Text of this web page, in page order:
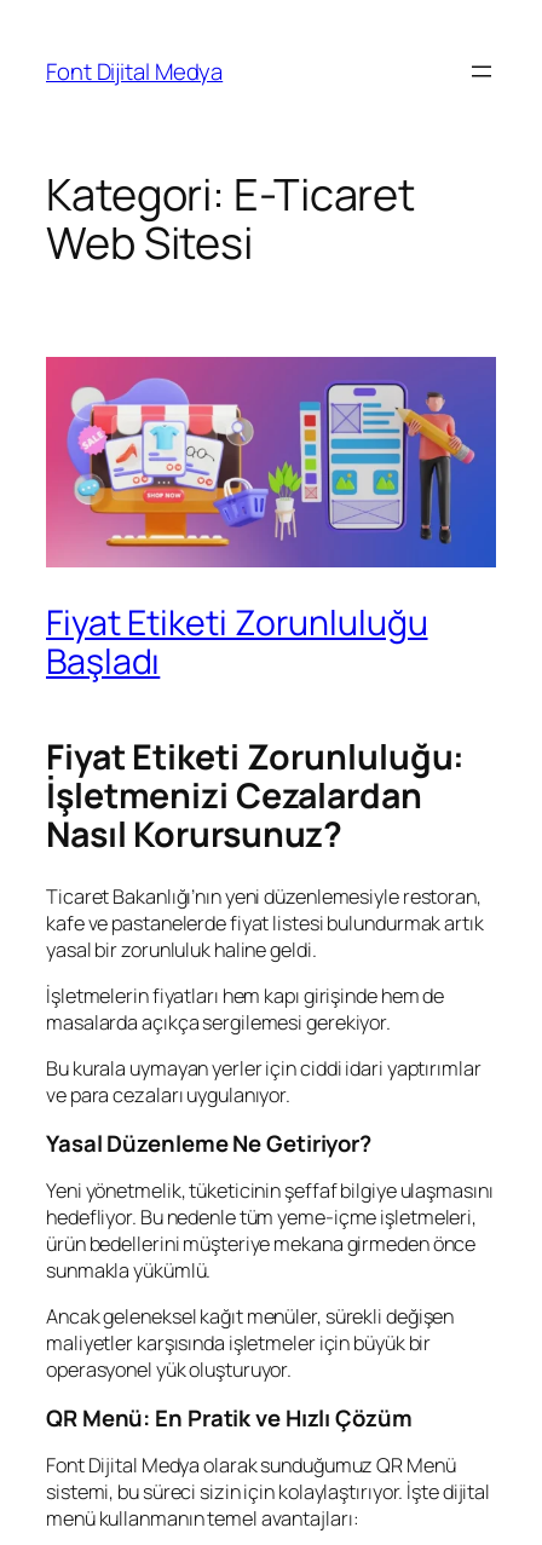
Font Dijital Medya
Kategori: E-Ticaret
Web Sitesi
Fiyat Etiketi Zorunluluğu
Başladı
Fiyat Etiketi Zorunluluğu:
İşletmenizi Cezalardan
Nasıl Korursunuz?
Ticaret Bakanlığı’nın yeni düzenlemesiyle restoran,
kafe ve pastanelerde fiyat listesi bulundurmak artık
yasal bir zorunluluk haline geldi.
İşletmelerin fiyatları hem kapı girişinde hem de
masalarda açıkça sergilemesi gerekiyor.
Bu kurala uymayan yerler için ciddi idari yaptırımlar
ve para cezaları uygulanıyor.
Yasal Düzenleme Ne Getiriyor?
Yeni yönetmelik, tüketicinin şeffaf bilgiye ulaşmasını
hedefliyor. Bu nedenle tüm yeme-içme işletmeleri,
ürün bedellerini müşteriye mekana girmeden önce
sunmakla yükümlü.
Ancak geleneksel kağıt menüler, sürekli değişen
maliyetler karşısında işletmeler için büyük bir
operasyonel yük oluşturuyor.
QR Menü: En Pratik ve Hızlı Çözüm
Font Dijital Medya olarak sunduğumuz QR Menü
sistemi, bu süreci sizin için kolaylaştırıyor. İşte dijital
menü kullanmanın temel avantajları: